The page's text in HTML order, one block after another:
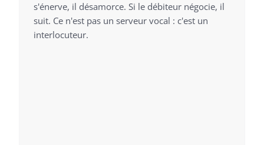
s'énerve, il désamorce. Si le débiteur négocie, il
suit. Ce n'est pas un serveur vocal : c'est un
interlocuteur.